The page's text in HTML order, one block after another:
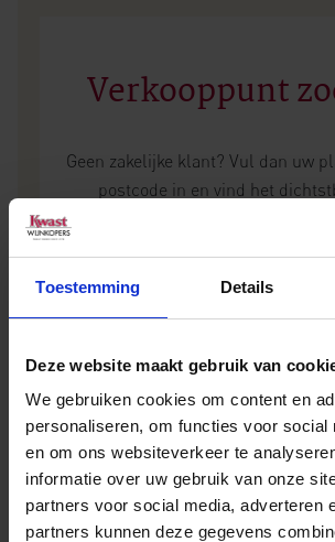
Toestemming Details
Deze website maakt gebruik van
We gebruiken cookies om content en
personaliseren, om functies voor social
en om ons websiteverkeer te
informatie over uw gebruik van onze
partners voor social media, adverteren
partners kunnen deze gegevens
Verkooppunt
Geen zakelijke klant? Vul dan uw
postcode in en vind het
Andere wijnen van
Prieur